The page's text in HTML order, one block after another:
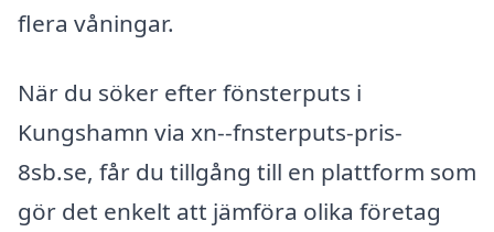
flera våningar.
När du söker efter fönsterputs i
Kungshamn via xn--fnsterputs-pris-
8sb.se, får du tillgång till en plattform som
gör det enkelt att jämföra olika företag